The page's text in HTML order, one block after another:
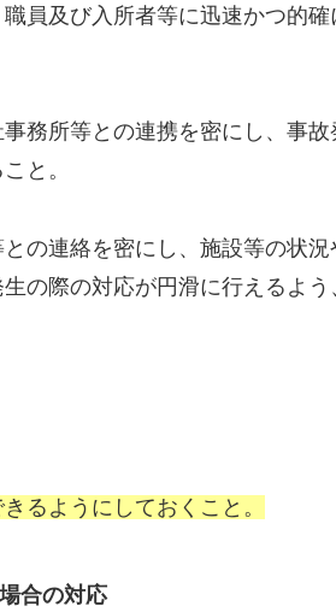
及び入所者等に迅速かつ的確
所等との連携を密にし、事故
と。
連絡を密にし、施設等の状況
の際の対応が円滑に行えるよう
るようにしておくこと。
合の対応